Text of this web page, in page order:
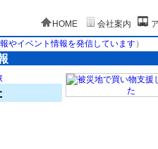
HOME 会社案内
やイベント情報を発信しています）